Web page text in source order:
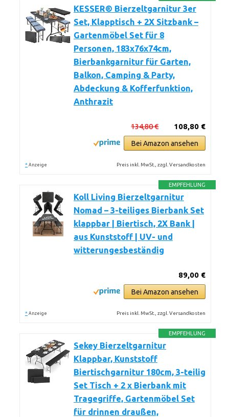
KESSER® Bierzeltgarnitur 3er
Set, Klapptisch + 2X Sitzbank –
Gartenmöbel Set für 8
Personen, 183x76x74cm,
Bierbankgarnitur für Garten,
Balkon, Camping & Party,
Abdeckung & Kofferfunktion,
Anthrazit
108,80 €
134,80 €
Bei Amazon ansehen
* Anzeige Preis inkl. MwSt., zzgl. Versandkosten
EMPFEHLUNG
Koll Living Bierzeltgarnitur
Nomad – 3-teiliges Bierbank Set
klappbar | Biertisch, 2X Bank |
aus Kunststoff | UV- und
witterungesbeständig
89,00 €
Bei Amazon ansehen
* Anzeige Preis inkl. MwSt., zzgl. Versandkosten
EMPFEHLUNG
Sekey Bierzeltgarnitur
Klappbar, Kunststoff
Biertischgarnitur 180cm, 3-teilig
Set Tisch + 2 x Bierbank mit
Tragegriffe, Gartenmöbel Set
für drinnen draußen,